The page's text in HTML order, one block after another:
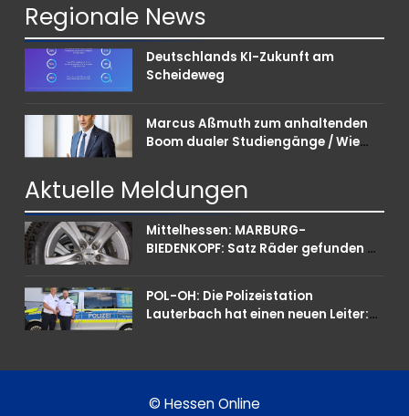
Regionale News
Deutschlands KI-Zukunft am
Scheideweg
Marcus Aßmuth zum anhaltenden
Boom dualer Studiengänge / Wie
punkten können
Aktuelle Meldungen
Mittelhessen: MARBURG-
BIEDENKOPF: Satz Räder gefunden –
POL-OH: Die Polizeistation
Lauterbach hat einen neuen Leiter:
© Hessen Online